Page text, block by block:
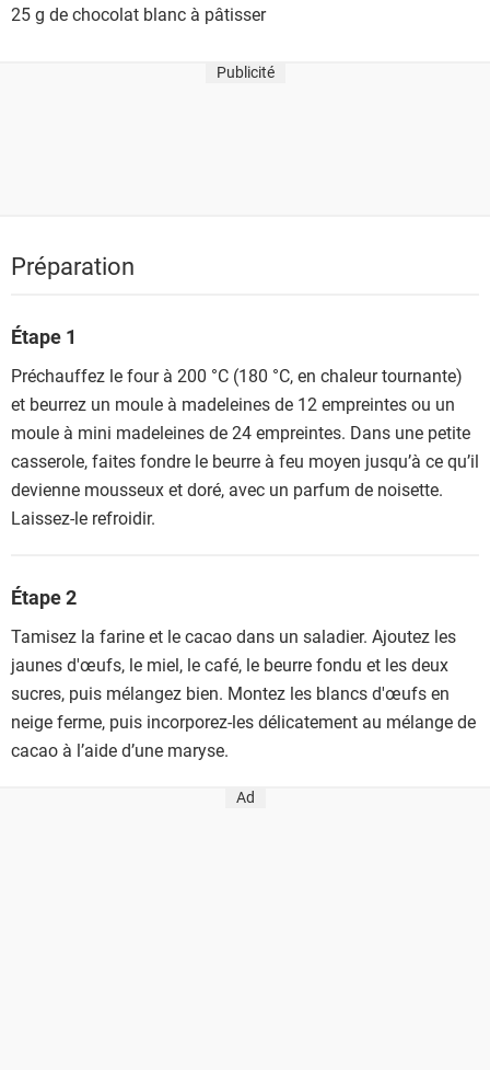
25 g dechocolat blanc à pâtisser
Publicité
Préparation
Étape 1
Préchauffez le four à 200 °C (180 °C, en chaleur tournante)
et beurrez un moule à madeleines de 12 empreintes ou un
moule à mini madeleines de 24 empreintes. Dans une petite
casserole, faites fondre le beurre à feu moyen jusqu’à ce qu’il
devienne mousseux et doré, avec un parfum de noisette.
Laissez-le refroidir.
Étape 2
Tamisez la farine et le cacao dans un saladier. Ajoutez les
jaunes d'œufs, le miel, le café, le beurre fondu et les deux
sucres, puis mélangez bien. Montez les blancs d'œufs en
neige ferme, puis incorporez-les délicatement au mélange de
cacao à l’aide d’une maryse.
Ad